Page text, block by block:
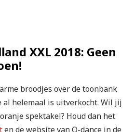
XXL 2018: Geen
broodjes over de toonbank
al helemaal is uitverkocht. Wil jij
spektakel? Houd dan het
en dewebsitevan Q-dance in de